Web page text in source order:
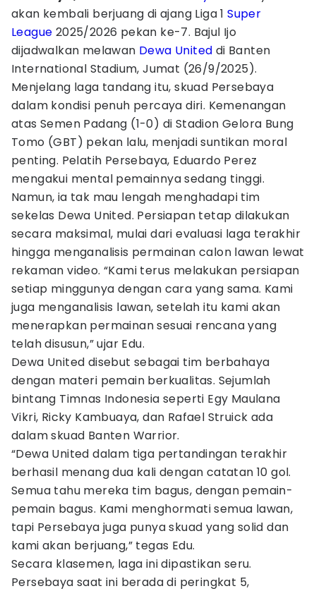
akan kembali berjuang di ajang Liga 1Super
League 2025/2026 pekan ke-7. Bajul Ijo
dijadwalkan melawan Dewa United di Banten
International Stadium, Jumat (26/9/2025).
Menjelang laga tandang itu, skuad Persebaya
dalam kondisi penuh percaya diri. Kemenangan
atas Semen Padang (1-0) di Stadion Gelora Bung
Tomo (GBT) pekan lalu, menjadi suntikan moral
penting. Pelatih Persebaya, Eduardo Perez
mengakui mental pemainnya sedang tinggi.
Namun, ia tak mau lengah menghadapi tim
sekelas Dewa United. Persiapan tetap dilakukan
secara maksimal, mulai dari evaluasi laga terakhir
hingga menganalisis permainan calon lawan lewat
rekaman video. “Kami terus melakukan persiapan
setiap minggunya dengan cara yang sama. Kami
juga menganalisis lawan, setelah itu kami akan
menerapkan permainan sesuai rencana yang
telah disusun,” ujar Edu.
Dewa United disebut sebagai tim berbahaya
dengan materi pemain berkualitas. Sejumlah
bintang Timnas Indonesia seperti Egy Maulana
Vikri, Ricky Kambuaya, dan Rafael Struick ada
dalam skuad Banten Warrior.
“Dewa United dalam tiga pertandingan terakhir
berhasil menang dua kali dengan catatan 10 gol.
Semua tahu mereka tim bagus, dengan pemain-
pemain bagus. Kami menghormati semua lawan,
tapi Persebaya juga punya skuad yang solid dan
kami akan berjuang,” tegas Edu.
Secara klasemen, laga ini dipastikan seru.
Persebaya saat ini berada di peringkat 5,